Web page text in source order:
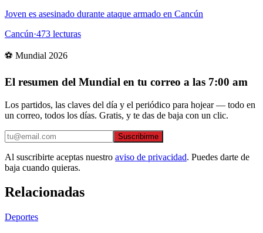
Joven es asesinado durante ataque armado en Cancún
Cancún·473 lecturas
⚽ Mundial 2026
El resumen del Mundial en tu correo a las 7:00 am
Los partidos, las claves del día y el periódico para hojear — todo en
un correo, todos los días. Gratis, y te das de baja con un clic.
Suscribirme
Al suscribirte aceptas nuestro aviso de privacidad. Puedes darte de
baja cuando quieras.
Relacionadas
Deportes